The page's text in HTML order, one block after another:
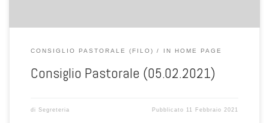
CONSIGLIO PASTORALE (FILO) IN HOME PAGE
Consiglio Pastorale (05.02.2021)
di Segreteria Pubblicato 11 Febbraio 2021